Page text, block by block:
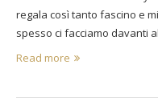
regala così tanto fascino e
spesso ci facciamo davanti
Read more